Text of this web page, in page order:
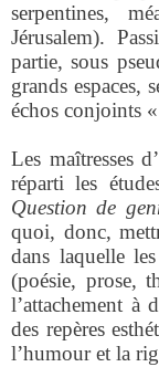
serpentines,
Jérusalem).
partie, sous
grands espaces,
échos conjoints
Les maîtresses
réparti les
Question de
quoi, donc,
dans laquelle
(poésie, prose,
l’attachement à
des repères
l’humour et la